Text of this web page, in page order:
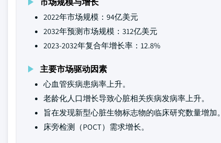
2022年市场规模：94亿美元
2032年预测市场规模：312亿美元
2023-2032年复合年增长率：12.8%
主要市场驱动因素
心血管疾病患病率上升。
老龄化人口增长导致心脏相关疾病发病率上升。
旨在发现新型心脏生物标志物的临床研究数量增加。
床旁检测（POCT）需求增长。